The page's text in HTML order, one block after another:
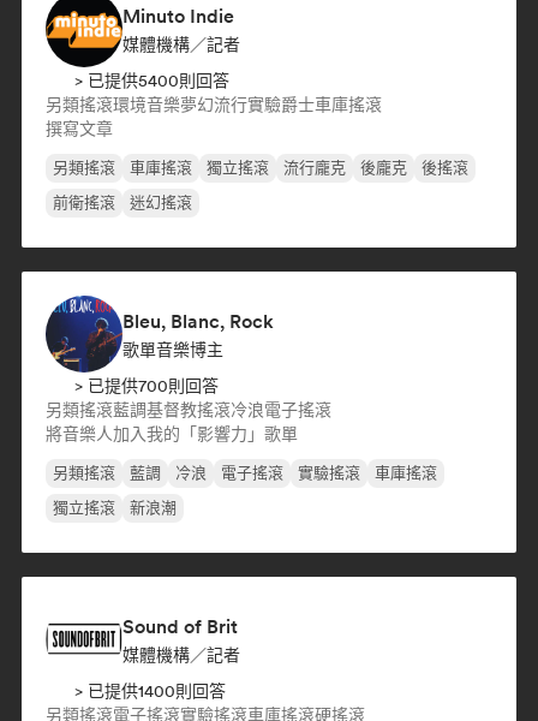
Minuto Indie
媒體機構／記者
> 已提供5400則回答
另類搖滾環境音樂夢幻流行實驗爵士車庫搖滾
撰寫文章
另類搖滾 車庫搖滾 獨立搖滾 流行龐克 後龐克
後搖滾
前衛搖滾
迷幻搖滾
Bleu, Blanc, Rock
歌單音樂博主
> 已提供700則回答
另類搖滾藍調基督教搖滾冷浪電子搖滾
將音樂人加入我的「影響力」歌單
另類搖滾 藍調 冷浪 電子搖滾 實驗搖滾
車庫搖滾
獨立搖滾
新浪潮
Sound of Brit
媒體機構／記者
> 已提供1400則回答
另類搖滾電子搖滾實驗搖滾車庫搖滾硬搖滾